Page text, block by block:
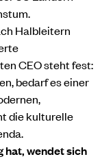
Halbleitern
CEO steht fest:
bedarf es einer
die kulturelle
hat, wendet sich